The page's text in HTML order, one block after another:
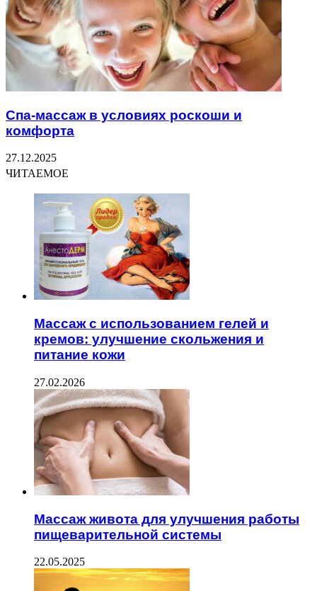
Спа-массаж в условиях роскоши и
комфорта
27.12.2025
ЧИТАЕМОЕ
Массаж с использованием гелей и
кремов: улучшение скольжения и
питание кожи
27.02.2026
Массаж живота для улучшения работы
пищеварительной системы
22.05.2025